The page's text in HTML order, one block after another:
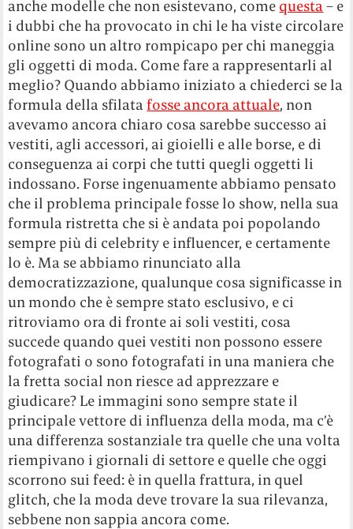
anche modelle che non esistevano, come questa– e
i dubbi che ha provocato in chi le ha viste circolare
online sono un altro rompicapo per chi maneggia
gli oggetti di moda. Come fare a rappresentarli al
meglio? Quando abbiamo iniziato a chiederci se la
formula della sfilatafosse ancora attuale, non
avevamo ancora chiaro cosa sarebbe successo ai
vestiti, agli accessori, ai gioielli e alle borse, e di
conseguenza ai corpi che tutti quegli oggetti li
indossano. Forse ingenuamente abbiamo pensato
che il problema principale fosse lo show, nella sua
formula ristretta che si è andata poi popolando
sempre più di celebrity e influencer, e certamente
lo è. Ma se abbiamo rinunciato alla
democratizzazione, qualunque cosa significasse in
un mondo che è sempre stato esclusivo, e ci
ritroviamo ora di fronte ai soli vestiti, cosa
succede quando quei vestiti non possono essere
fotografati o sono fotografati in una maniera che
la fretta social non riesce ad apprezzare e
giudicare? Le immagini sono sempre state il
principale vettore di influenza della moda, ma c’è
una differenza sostanziale tra quelle che una volta
riempivano i giornali di settore e quelle che oggi
scorrono sui feed: è in quella frattura, in quel
glitch, che la moda deve trovare la sua rilevanza,
sebbene non sappia ancora come.